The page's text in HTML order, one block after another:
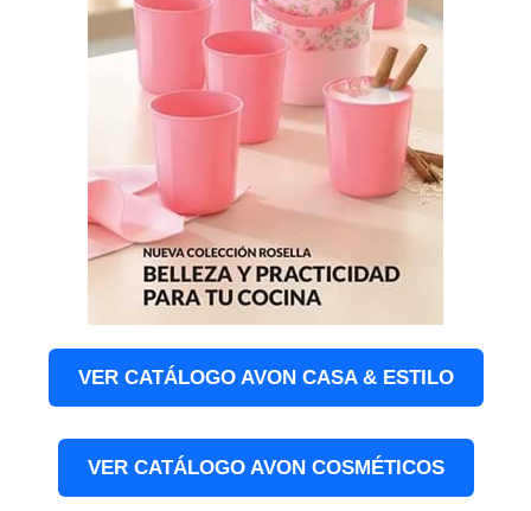
VER CATÁLOGO AVON CASA & ESTILO
VER CATÁLOGO AVON COSMÉTICOS